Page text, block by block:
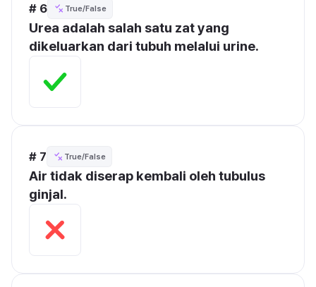
# 6 True/False
Urea adalah salah satu zat yang
dikeluarkan dari tubuh melalui urine.
# 7 True/False
Air tidak diserap kembali oleh tubulus
ginjal.